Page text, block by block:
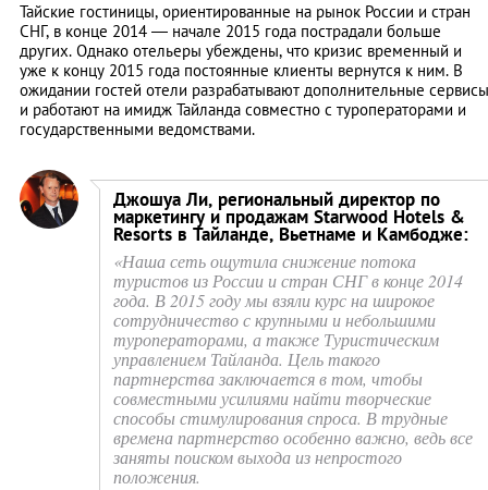
Тайские гостиницы, ориентированные на рынок России и стран
СНГ, в конце 2014 — начале 2015 года пострадали больше
других. Однако отельеры убеждены, что кризис временный и
уже к концу 2015 года постоянные клиенты вернутся к ним. В
ожидании гостей отели разрабатывают дополнительные сервисы
и работают на имидж Тайланда совместно с туроператорами и
государственными ведомствами.
Джошуа Ли, региональный директор по
маркетингу и продажам Starwood Hotels &
Resorts в Тайланде, Вьетнаме и Камбодже:
«Наша сеть ощутила снижение потока
туристов из России и стран СНГ в конце 2014
года. В 2015 году мы взяли курс на широкое
сотрудничество с крупными и небольшими
туроператорами, а также Туристическим
управлением Тайланда. Цель такого
партнерства заключается в том, чтобы
совместными усилиями найти творческие
способы стимулирования спроса. В трудные
времена партнерство особенно важно, ведь все
заняты поиском выхода из непростого
положения.